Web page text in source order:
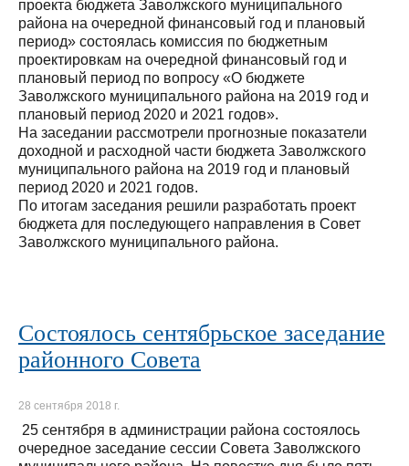
проекта бюджета Заволжского муниципального
района на очередной финансовый год и плановый
период» состоялась комиссия по бюджетным
проектировкам на очередной финансовый год и
плановый период по вопросу «О бюджете
Заволжского муниципального района на 2019 год и
плановый период 2020 и 2021 годов».
На заседании рассмотрели прогнозные показатели
доходной и расходной части бюджета Заволжского
муниципального района на 2019 год и плановый
период 2020 и 2021 годов.
По итогам заседания решили разработать проект
бюджета для последующего направления в Совет
Заволжского муниципального района.
Состоялось сентябрьское заседание
районного Совета
28 сентября 2018 г.
25 сентября в администрации района состоялось
очередное заседание сессии Совета Заволжского